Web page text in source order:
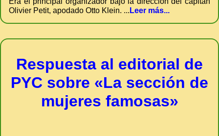
Olivier Petit, apodado Otto Klein. ... Leer más...
Respuesta al editorial de
PYC sobre «La sección de
mujeres famosas»